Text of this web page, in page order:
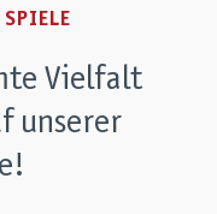
SPIELE
Vielfalt
unserer